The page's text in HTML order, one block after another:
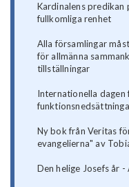
Kardinalens predikan
fullkomliga renhet
Alla församlingar
för allmänna
tillställningar
Internationella dagen
Ny bok från Veritas
evangelierna" av
Den helige Josefs år -